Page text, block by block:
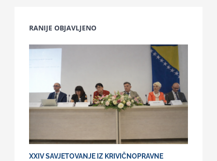
RANIJE OBJAVLJENO
XXIV SAVJETOVANJE IZ KRIVIČNOPRAVNE